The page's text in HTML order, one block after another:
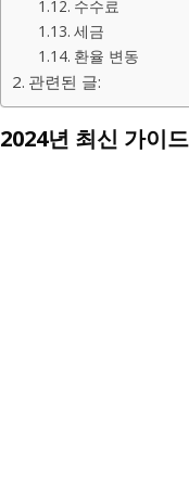
수수료
세금
환율 변동
관련된 글:
2024년 최신 가이